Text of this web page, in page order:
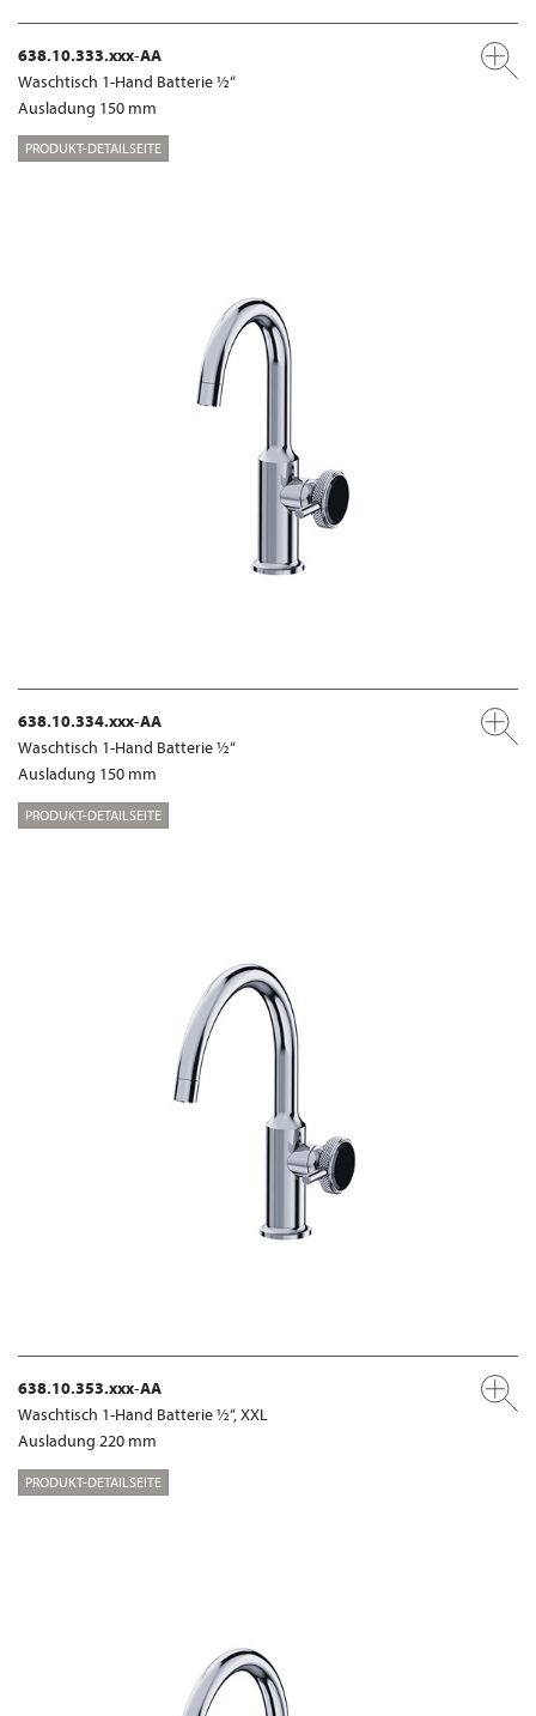
638.10.333.xxx-AA
Waschtisch 1-Hand Batterie ½“
Ausladung 150 mm
PRODUKT-DETAILSEITE
638.10.334.xxx-AA
Waschtisch 1-Hand Batterie ½“
Ausladung 150 mm
PRODUKT-DETAILSEITE
638.10.353.xxx-AA
Waschtisch 1-Hand Batterie ½“, XXL
Ausladung 220 mm
PRODUKT-DETAILSEITE